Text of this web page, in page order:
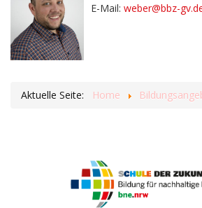
E-Mail: weber@bbz-
Aktuelle Seite: Home